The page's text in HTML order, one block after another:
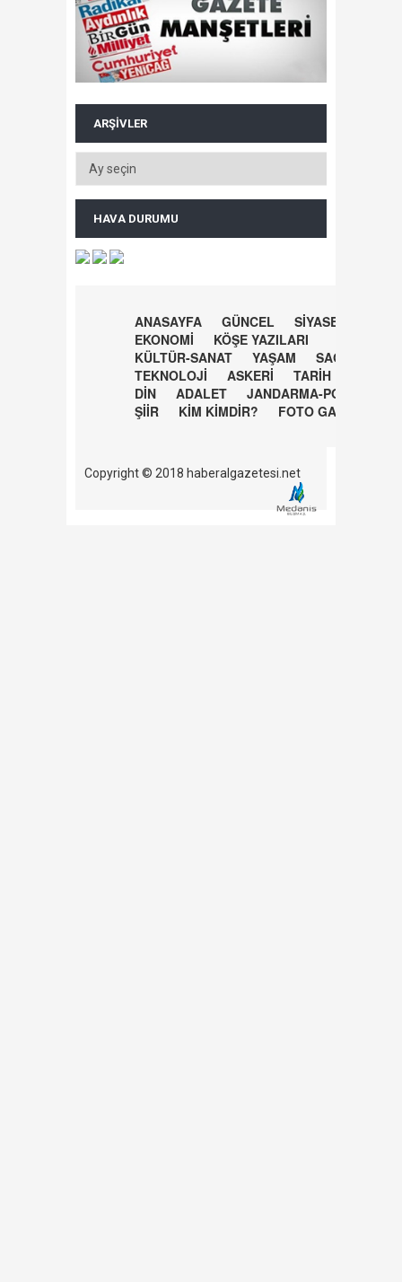
ARŞIVLER
HAVA DURUMU
ANASAYFA GÜNCEL
SİYASET
EKONOMİ
KÖŞE YAZILARI
KÜLTÜR-SANAT
YAŞAM
SAĞLIK
TEKNOLOJİ
ASKERİ
TARİH
DİN
ADALET
JANDARMA-POLİS
ŞİİR
KİM KİMDİR? FOTO GALERİ
Copyright © 2018 haberalgazetesi.net